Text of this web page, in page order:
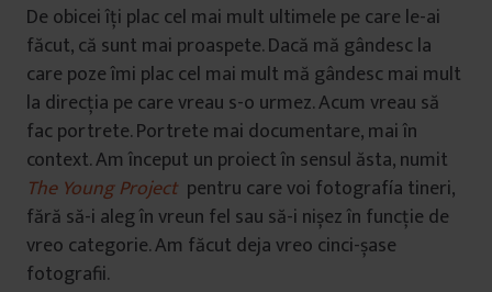
De obicei îți plac cel mai mult ultimele pe care le-ai
făcut, că sunt mai proaspete. Dacă mă gândesc la
care poze îmi plac cel mai mult mă gândesc mai mult
la direcția pe care vreau s-o urmez. Acum vreau să
fac portrete. Portrete mai documentare, mai în
context. Am început un proiect în sensul ăsta, numit
The Young Project pentru care voi fotografía tineri,
fără să-i aleg în vreun fel sau să-i nișez în funcție de
vreo categorie. Am făcut deja vreo cinci-șase
fotografii.